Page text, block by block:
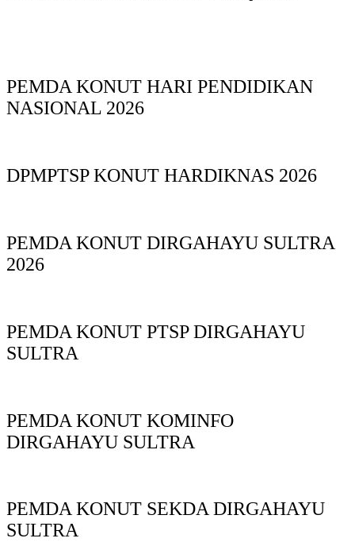
PEMDA KONUT HARI PENDIDIKAN
NASIONAL 2026
DPMPTSP KONUT HARDIKNAS 2026
PEMDA KONUT DIRGAHAYU SULTRA
2026
PEMDA KONUT PTSP DIRGAHAYU
SULTRA
PEMDA KONUT KOMINFO
DIRGAHAYU SULTRA
PEMDA KONUT SEKDA DIRGAHAYU
SULTRA